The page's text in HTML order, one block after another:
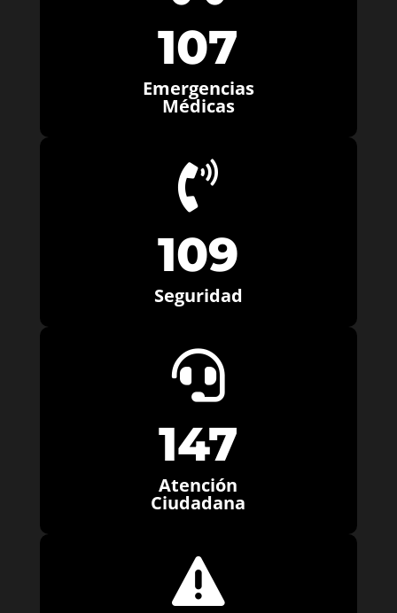
107
Emergencias
Médicas

109
Seguridad

147
Atención
Ciudadana
